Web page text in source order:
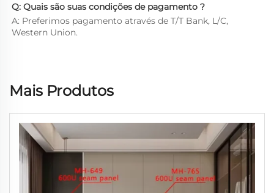
Q: Quais são suas condições de pagamento ?
A: Preferimos pagamento através de T/T Bank, L/C,
Western Union.
Mais Produtos